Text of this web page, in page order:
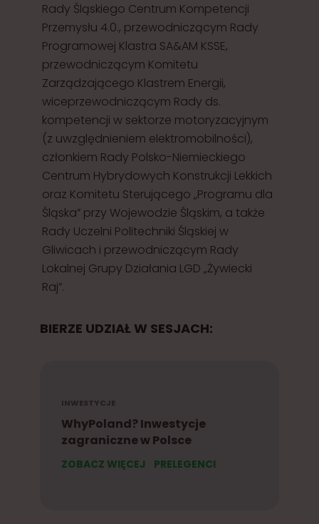
Rady Śląskiego Centrum Kompetencji
Przemysłu 4.0., przewodniczącym Rady
Programowej Klastra SA&AM KSSE,
przewodniczącym Komitetu
Zarządzającego Klastrem Energii,
wiceprzewodniczącym Rady ds.
kompetencji w sektorze motoryzacyjnym
(z uwzględnieniem elektromobilności),
członkiem Rady Polsko-Niemieckiego
Centrum Hybrydowych Konstrukcji Lekkich
oraz Komitetu Sterującego „Programu dla
Śląska” przy Wojewodzie Śląskim, a także
Rady Uczelni Politechniki Śląskiej w
Gliwicach i przewodniczącym Rady
Lokalnej Grupy Działania LGD „Żywiecki
Raj”.
BIERZE UDZIAŁ W SESJACH:
INWESTYCJE
WhyPoland? Inwestycje
zagraniczne w Polsce
ZOBACZ WIĘCEJ PRELEGENCI